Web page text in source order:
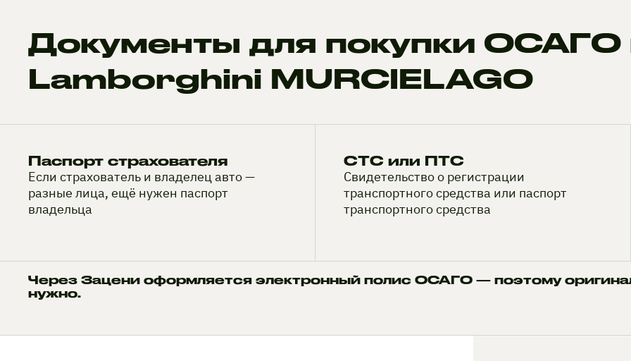
Документы для покупки ОСАГО
Lamborghini MURCIELAGO
Паспорт страхователя
Если страхователь и владелец авто —
разные лица, ещё нужен паспорт
владельца
СТС или ПТС
Свидетельство о регистрации
транспортного средства или паспорт
транспортного средства
Через Зацени оформляется электронный полис ОСАГО — поэтому
нужно.